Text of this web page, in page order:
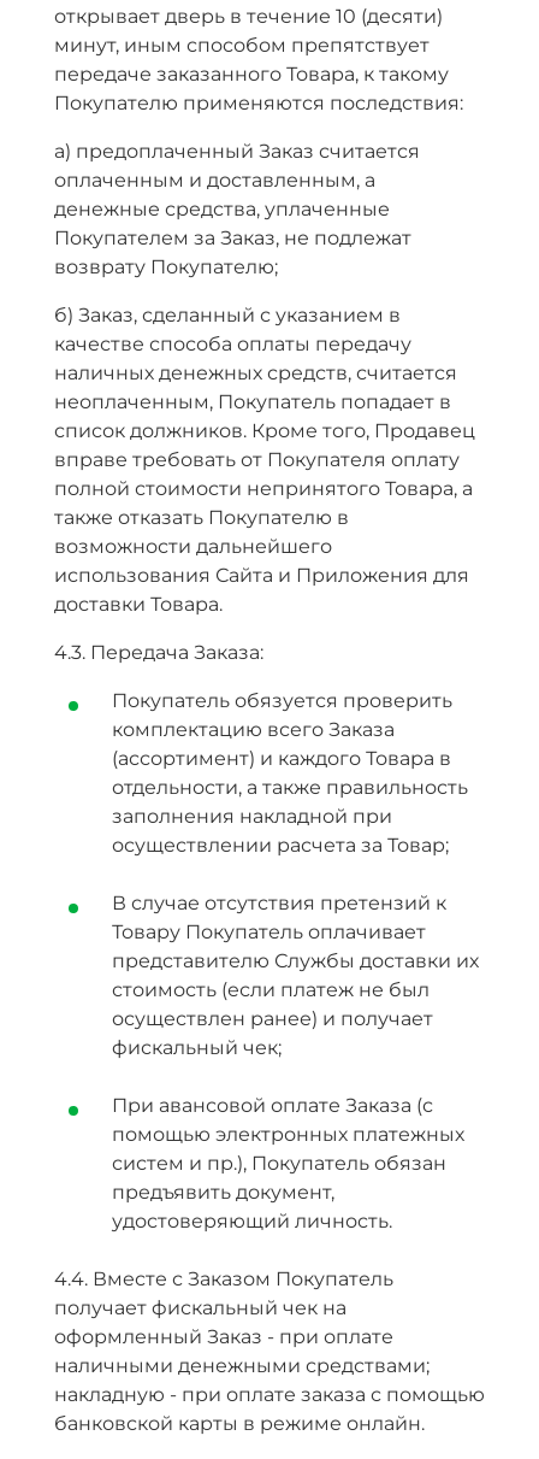
открывает дверь в течение 10 (десяти)
минут, иным способом препятствует
передаче заказанного Товара, к такому
Покупателю применяются последствия:
а) предоплаченный Заказ считается
оплаченным и доставленным, а
денежные средства, уплаченные
Покупателем за Заказ, не подлежат
возврату Покупателю;
б) Заказ, сделанный с указанием в
качестве способа оплаты передачу
наличных денежных средств, считается
неоплаченным, Покупатель попадает в
список должников. Кроме того, Продавец
вправе требовать от Покупателя оплату
полной стоимости непринятого Товара, а
также отказать Покупателю в
возможности дальнейшего
использования Сайта и Приложения для
доставки Товара.
4.3. Передача Заказа:
Покупатель обязуется проверить
комплектацию всего Заказа
(ассортимент) и каждого Товара в
отдельности, а также правильность
заполнения накладной при
осуществлении расчета за Товар;
В случае отсутствия претензий к
Товару Покупатель оплачивает
представителю Службы доставки их
стоимость (если платеж не был
осуществлен ранее) и получает
фискальный чек;
При авансовой оплате Заказа (с
помощью электронных платежных
систем и пр.), Покупатель обязан
предъявить документ,
удостоверяющий личность.
4.4. Вместе с Заказом Покупатель
получает фискальный чек на
оформленный Заказ - при оплате
наличными денежными средствами;
накладную - при оплате заказа с помощью
банковской карты в режиме онлайн.